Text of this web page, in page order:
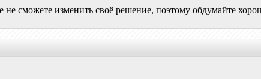
сможете изменить своё решение, поэтому обдумайте